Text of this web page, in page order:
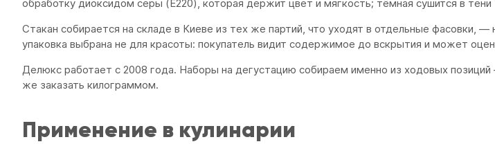
обработку диоксидом серы (E220), которая держит цвет и мягкость; тёмная сушится в тени
Стакан собирается на складе в Киеве из тех же партий, что уходят в отдельные фасовки, —
упаковка выбрана не для красоты: покупатель видит содержимое до вскрытия и может
Делюкс работает с 2008 года. Наборы на дегустацию собираем именно из ходовых
же заказать килограммом.
Применение в кулинарии